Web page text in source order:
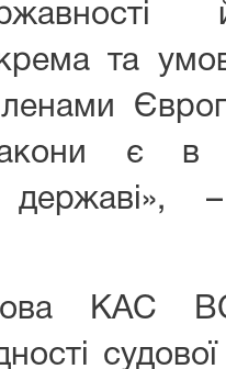
й
та
є в
КАС